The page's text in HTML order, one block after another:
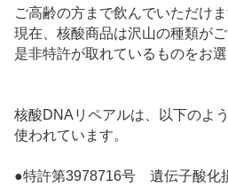
ご高齢の方まで飲んでいただけま
現在、核酸商品は沢山の種類がご
是非特許が取れているものをお選
核酸DNAリペアルは、以下のよ
使われています。
●特許第3978716号 遺伝子酸化